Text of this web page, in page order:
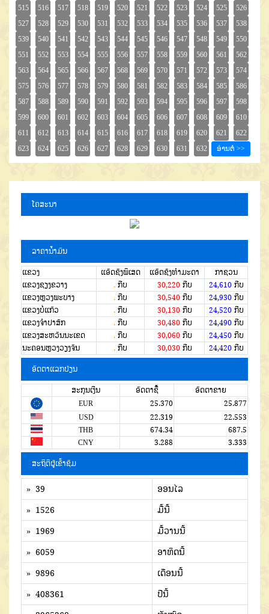
ໂຄສະນາ
ລາຄານໍ້າມັນ
ແຂວງ ແອັດຊັງພິເສດ ແອັດຊັງທຳມະດາ
ກາຊວນ
ແຂວງຊຽງຂວາງ
. ກີບ 30,220ກີບ 24,610ກີບ
ແຂວງຫຼວງພະບາງ
. ກີບ 30,540ກີບ 24,930ກີບ
ແຂວງບໍ່ແກ້ວ
. ກີບ 30,130ກີບ 24,520ກີບ
ແຂວງຈໍາປາສັກ
. ກີບ 30,480ກີບ 24,490ກີບ
ແຂວງສະຫວັນນະເຂດ
. ກີບ 30,060ກີບ 24,450ກີບ
ນະຄອນຫຼວງວຽງຈັນ
. ກີບ 30,030ກີບ 24,420ກີບ
ອັດຕາແລກປ່ຽນ
ສະກຸນເງີນ ອັດຕາຊື້
ອັດຕາຂາຍ
EUR
25.370
25.877
USD
22.319
22.553
THB
674.34
687.5
CNY
3.288 3.333
ສະຖິຕິຜູ້ເຂົ້າຊົມ
» 39
ອອນໄລ
» 1526
ມື້ນີ້
» 1969
ມື້ວານນີ້
» 6059
ອາທິດນີ້
» 9896
ເດືອນນີ້
» 408361
ປີນີ້